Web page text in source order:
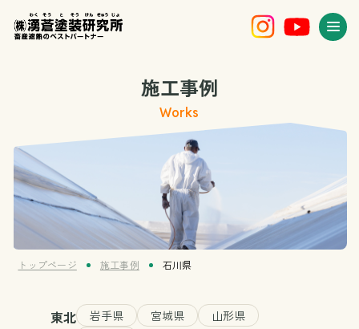
施工事例
Works
トップページ 施工事例 石川県
東北 岩手県 宮城県
山形県